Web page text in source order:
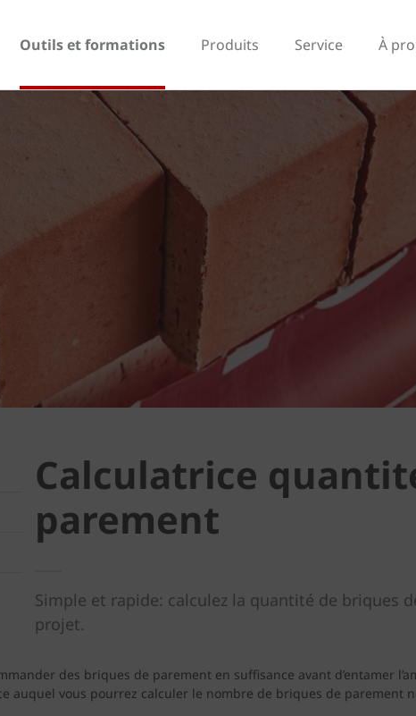
Outils et formations Produits Service À
Calculatrice
parement
Simple et rapide: calculez la quantité de briques
projet.
des briques de parement en suffisance avant d’entamer
vous pourrez calculer le nombre de briques de parement